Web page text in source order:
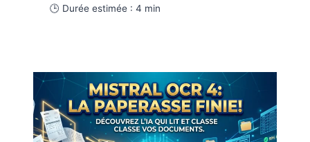
🕒 Durée estimée : 4 min